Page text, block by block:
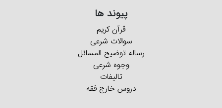
پیوند ها
قرآن کریم
سوالات شرعی
رساله توضیح المسائل
وجوه شرعی
تالیفات
دروس خارج فقه